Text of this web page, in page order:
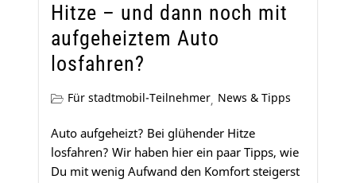
Hitze – und dann noch mit
aufgeheiztem Auto
losfahren?
Für stadtmobil-Teilnehmer, News & Tipps
Auto aufgeheizt? Bei glühender Hitze
losfahren? Wir haben hier ein paar Tipps, wie
Du mit wenig Aufwand den Komfort steigerst